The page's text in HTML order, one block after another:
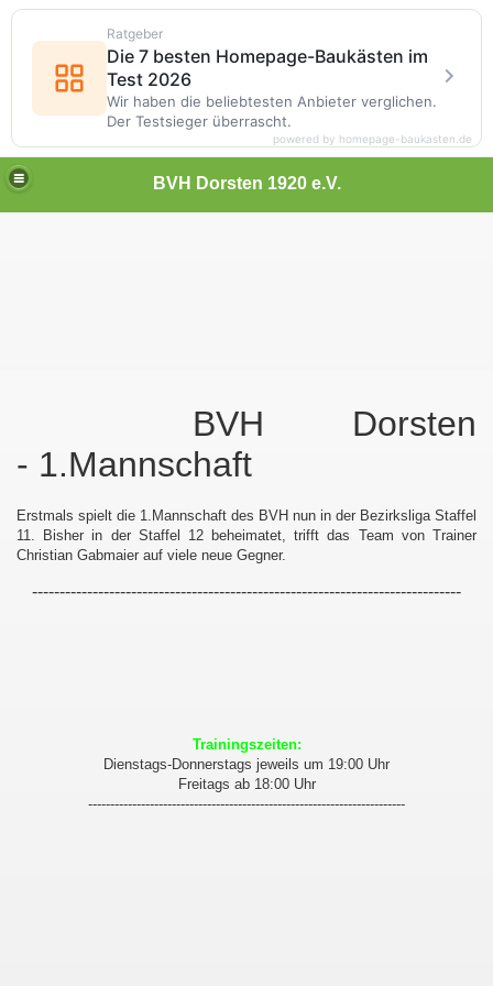
BVH Dorsten 1920 e.V.
BVH Dorsten
- 1.Mannschaft
Erstmals spielt die 1.Mannschaft des BVH nun in der Bezirksliga Staffel
11. Bisher in der Staffel 12 beheimatet, trifft das Team von Trainer
Christian Gabmaier auf viele neue Gegner.
------------------------------------------------------------------------------
Trainingszeiten:
Dienstags-Donnerstags jeweils um 19:00 Uhr
Freitags ab 18:00 Uhr
------------------------------------------------------------------------
Ratgeber
Die 7 besten Homepage-Baukästen im
Test 2026
Wir haben die beliebtesten Anbieter verglichen.
Der Testsieger überrascht.
powered by homepage-baukasten.de